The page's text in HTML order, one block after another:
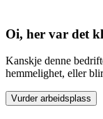
Oi, her var det
Kanskje denne
hemmelighet, eller
Vurder arbeidsplass